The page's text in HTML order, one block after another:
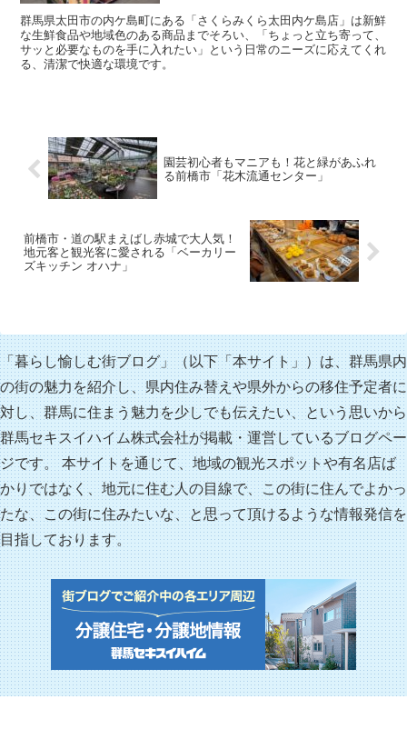
群馬県太田市の内ケ島町にある「さくらみくら太田内ケ島店」は新鮮
な生鮮食品や地域色のある商品までそろい、「ちょっと立ち寄って、
サッと必要なものを手に入れたい」という日常のニーズに応えてくれ
る、清潔で快適な環境です。
園芸初心者もマニアも！花と緑があふれ
る前橋市「花木流通センター」
前橋市・道の駅まえばし赤城で大人気！
地元客と観光客に愛される「ベーカリー
ズキッチン オハナ」
「暮らし愉しむ街ブログ」（以下「本サイト」）は、群馬県内
の街の魅力を紹介し、県内住み替えや県外からの移住予定者に
対し、群馬に住まう魅力を少しでも伝えたい、という思いから
群馬セキスイハイム株式会社が掲載・運営しているブログペー
ジです。 本サイトを通じて、地域の観光スポットや有名店ば
かりではなく、地元に住む人の目線で、この街に住んでよかっ
たな、この街に住みたいな、と思って頂けるような情報発信を
目指しております。